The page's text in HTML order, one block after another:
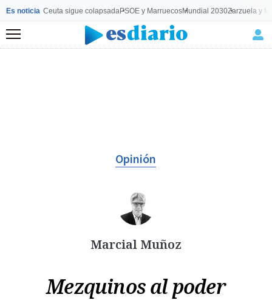
Es noticia Ceuta sigue colapsadaPSOE y MarruecosMundial 2030Zarzuela y
Menú
Opinión
Marcial Muñoz
Mezquinos al poder